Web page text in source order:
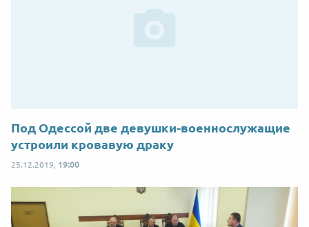
Под Одессой две девушки-военнослужащие
устроили кровавую драку
25.12.2019, 19:00